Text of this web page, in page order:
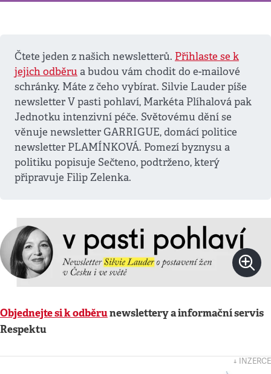
Čtete jeden z našich newsletterů. Přihlaste se k
jejich odběru a budou vám chodit do e-mailové
schránky. Máte z čeho vybírat. Silvie Lauder píše
newsletter V pasti pohlaví, Markéta Plíhalová pak
Jednotku intenzivní péče. Světovému dění se
věnuje newsletter GARRIGUE, domácí politice
newsletter PLAMÍNKOVÁ. Pomezí byznysu a
politiku popisuje Sečteno, podtrženo, který
připravuje Filip Zelenka.
Objednejte si k odběrunewslettery a informační servis
Respektu
↓ INZERCE